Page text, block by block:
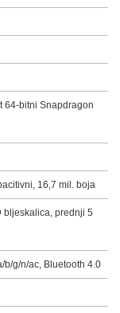
64-bitni Snapdragon
16,7 mil. boja
bljeskalica, prednji 5
b/g/n/ac, Bluetooth 4.0